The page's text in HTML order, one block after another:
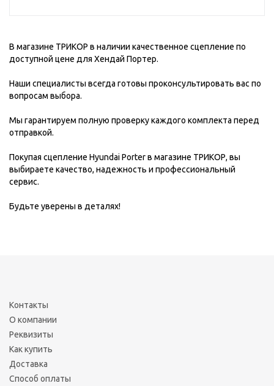
В магазине ТРИКОР в наличии качественное сцепление по
доступной цене для Хендай Портер.
Наши специалисты всегда готовы проконсультировать вас по
вопросам выбора.
Мы гарантируем полную проверку каждого комплекта перед
отправкой.
Покупая сцепление Hyundai Porter в магазине ТРИКОР, вы
выбираете качество, надежность и профессиональный
сервис.
Будьте уверены в деталях!
Контакты
О компании
Реквизиты
Как купить
Доставка
Способ оплаты